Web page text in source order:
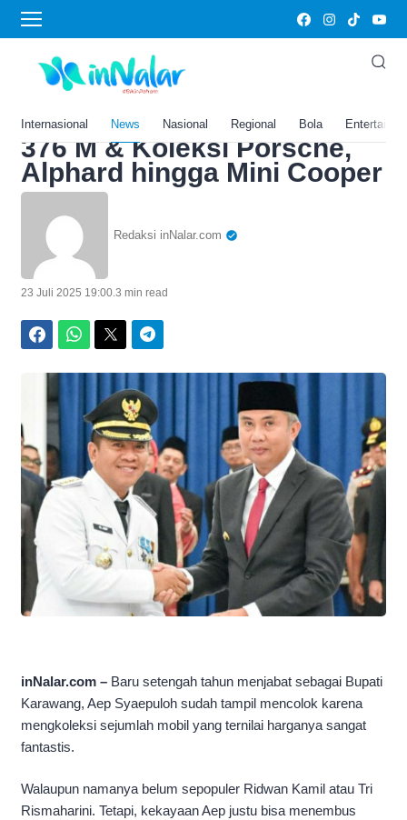
Internasional News Nasional Regional Bola
Home›News
Resmi Terkaya se-Jawa
Barat 2025! Bupati
Karawang Punya Harta Rp
376 M & Koleksi Porsche,
Alphard hingga Mini Cooper
Redaksi inNalar.com
23 Juli 2025 19:00.3 min read
inNalar.com – Baru setengah tahun menjabat sebagai Bupati
Karawang, Aep Syaepuloh sudah tampil mencolok karena
mengkoleksi sejumlah mobil yang ternilai harganya sangat
fantastis.
Walaupun namanya belum sepopuler Ridwan Kamil atau Tri
Rismaharini. Tetapi, kekayaan Aep justu bisa menembus